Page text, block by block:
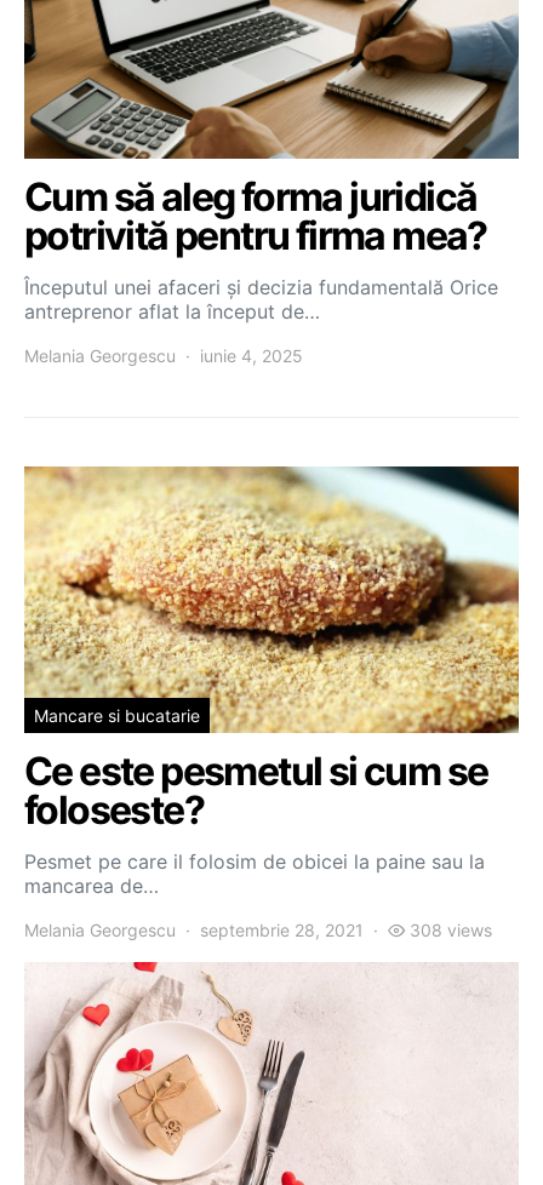
Cum să aleg forma juridică
potrivită pentru firma mea?
Începutul unei afaceri și decizia fundamentală Orice
antreprenor aflat la început de…
Melania Georgescu iunie 4, 2025
Mancare si bucatarie
Ce este pesmetul si cum se
foloseste?
Pesmet pe care il folosim de obicei la paine sau la
mancarea de…
Melania Georgescu septembrie 28, 2021 308 views